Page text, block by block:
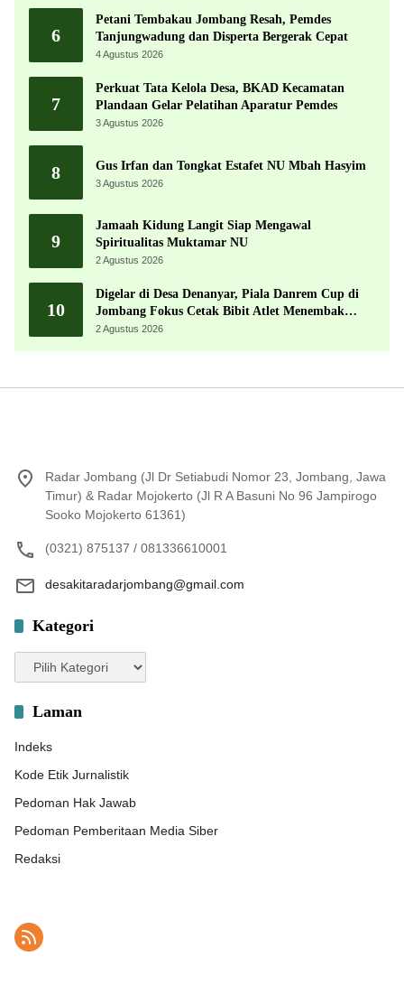
6
Petani Tembakau Jombang Resah, Pemdes
Tanjungwadung dan Disperta Bergerak Cepat
4 Agustus 2026
7
Perkuat Tata Kelola Desa, BKAD Kecamatan
Plandaan Gelar Pelatihan Aparatur Pemdes
3 Agustus 2026
8 Gus Irfan dan Tongkat Estafet NU Mbah Hasyim
3 Agustus 2026
9
Jamaah Kidung Langit Siap Mengawal
Spiritualitas Muktamar NU
2 Agustus 2026
10
Digelar di Desa Denanyar, Piala Danrem Cup di
Jombang Fokus Cetak Bibit Atlet Menembak
Berprestasi
2 Agustus 2026
Radar Jombang (Jl Dr Setiabudi Nomor 23, Jombang, Jawa
Timur) & Radar Mojokerto (Jl R A Basuni No 96 Jampirogo
Sooko Mojokerto 61361)
(0321) 875137 / 081336610001
desakitaradarjombang@gmail.com
Kategori
Kategori
Laman
Indeks
Kode Etik Jurnalistik
Pedoman Hak Jawab
Pedoman Pemberitaan Media Siber
Redaksi